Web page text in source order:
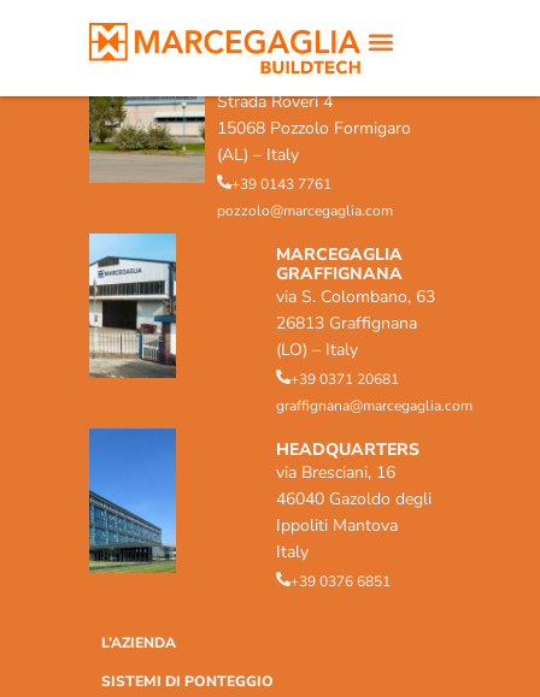
MARCEGAGLIA POZZOLO
FORMIGARO
Strada Roveri 4
15068 Pozzolo Formigaro
(AL) – Italy
+39 0143 7761
pozzolo@marcegaglia.com
MARCEGAGLIA
GRAFFIGNANA
via S. Colombano, 63
26813 Graffignana
(LO) – Italy
+39 0371 20681
graffignana@marcegaglia.com
HEADQUARTERS
via Bresciani, 16
46040 Gazoldo degli
Ippoliti Mantova
Italy
+39 0376 6851
L’AZIENDA
SISTEMI DI PONTEGGIO